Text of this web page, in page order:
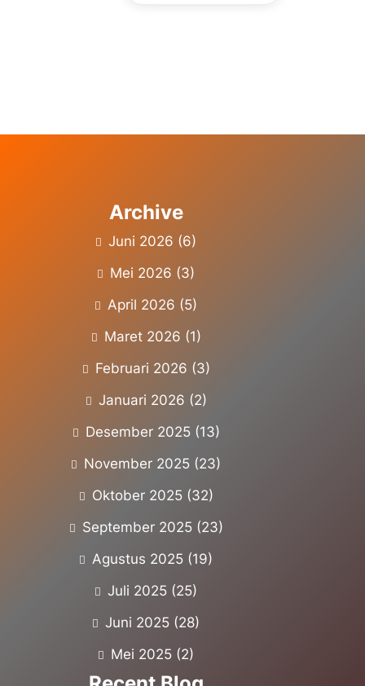
Archive
Juni 2026 (6)
Mei 2026 (3)
April 2026 (5)
Maret 2026 (1)
Februari 2026 (3)
Januari 2026 (2)
Desember 2025(13)
November 2025 (23)
Oktober 2025(32)
September 2025(23)
Agustus 2025 (19)
Juli 2025 (25)
Juni 2025 (28)
Mei 2025 (2)